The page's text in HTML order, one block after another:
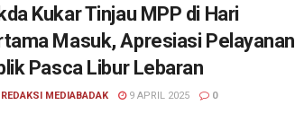
Kukar Tinjau MPP di Hari
Masuk, Apresiasi Pelayanan
Pasca Libur Lebaran
REDAKSI MEDIABADAK 9 APRIL 2025 0